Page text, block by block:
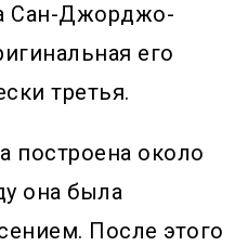
Сан-Джорджо-
его
третья.
построена около
она была
После этого